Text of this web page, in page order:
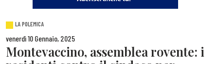
LA POLEMICA
venerdì 10 Gennaio, 2025
Montevaccino, assemblea rovente: i